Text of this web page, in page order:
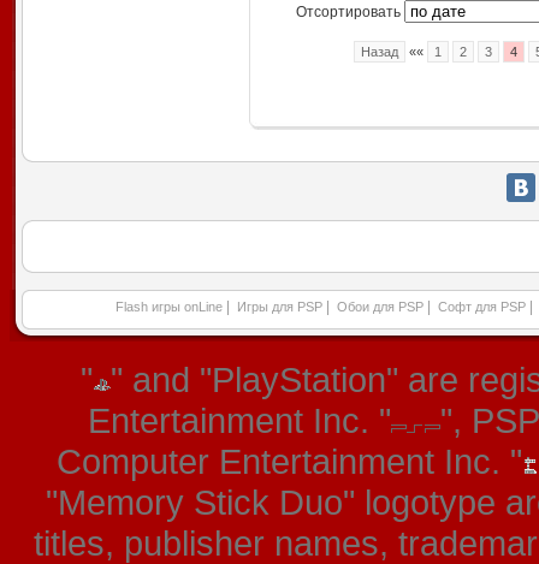
Отсортировать
Назад «« 1 2 3 4
Flash игры onLine Игры для PSP Обои для PSP Софт для PSP
" " and "PlayStation" are
Entertainment Inc. "
",
Computer Entertainment Inc. "
"Memory Stick Duo" logotype
titles, publisher names,